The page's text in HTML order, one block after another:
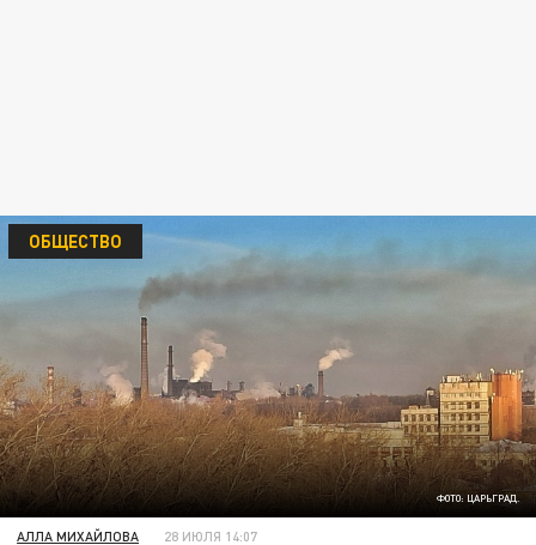
ФОТО: ЦАРЬГРАД.
ОБЩЕСТВО
АЛЛА МИХАЙЛОВА 28 ИЮЛЯ 14:07